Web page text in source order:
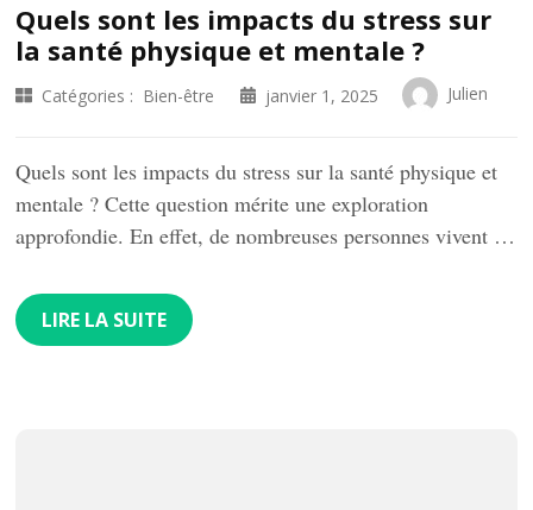
Quels sont les impacts du stress sur
la santé physique et mentale ?
Catégories : Bien-être janvier 1, 2025 Julien
Quels sont les impacts du stress sur la santé physique et
mentale ? Cette question mérite une exploration
approfondie. En effet, de nombreuses personnes vivent …
LIRE LA SUITE